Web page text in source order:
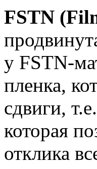
FSTN
у FSTN-
пленка,
сдвиги,
которая
отклика